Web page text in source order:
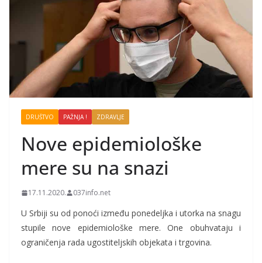
DRUŠTVO PAŽNJA ! ZDRAVLJE
Nove epidemiološke
mere su na snazi
17.11.2020. 037info.net
U Srbiji su od ponoći između ponedeljka i utorka na snagu
stupile nove epidemiološke mere. One obuhvataju i
ograničenja rada ugostiteljskih objekata i trgovina.